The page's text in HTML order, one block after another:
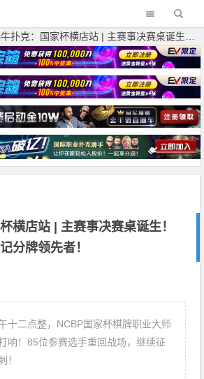
扑克：国家杯横店站 | 主赛事决赛桌诞生！何鸣成为决赛桌记分牌领先者！
横店站 | 主赛事决赛桌诞生！
分牌领先者！
十二点整，NCBP国家杯棋牌职业大师
响！85位参赛选手重回战场，继续征
！